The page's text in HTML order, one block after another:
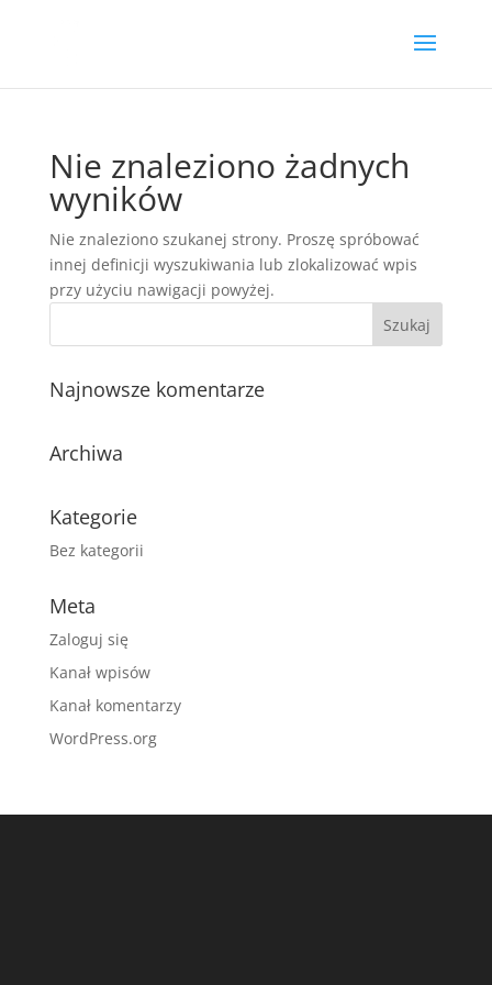
Nie znaleziono żadnych
wyników
Nie znaleziono szukanej strony. Proszę spróbować
innej definicji wyszukiwania lub zlokalizować wpis
przy użyciu nawigacji powyżej.
Najnowsze komentarze
Archiwa
Kategorie
Bez kategorii
Meta
Zaloguj się
Kanał wpisów
Kanał komentarzy
WordPress.org